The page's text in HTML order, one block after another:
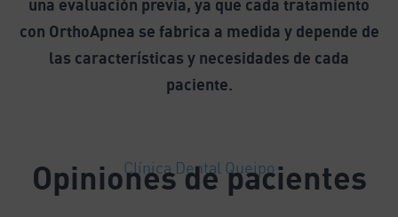
una evaluación previa, ya que cada tratamiento
con OrthoApnea se fabrica a medida y depende de
las características y necesidades de cada
paciente.
Clínica Dental Queipo
Opiniones de pacientes